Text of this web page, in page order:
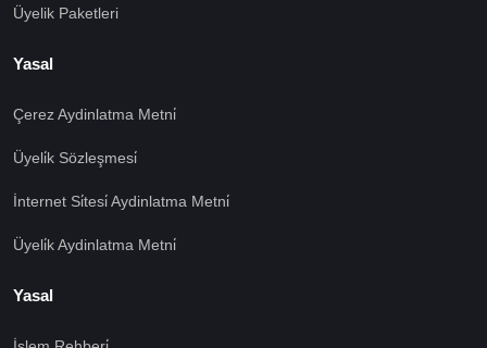
Üyelik Paketleri
Yasal
Çerez Aydinlatma Metni̇
Üyeli̇k Sözleşmesi̇
İnternet Si̇tesi̇ Aydinlatma Metni̇
Üyeli̇k Aydinlatma Metni̇
Yasal